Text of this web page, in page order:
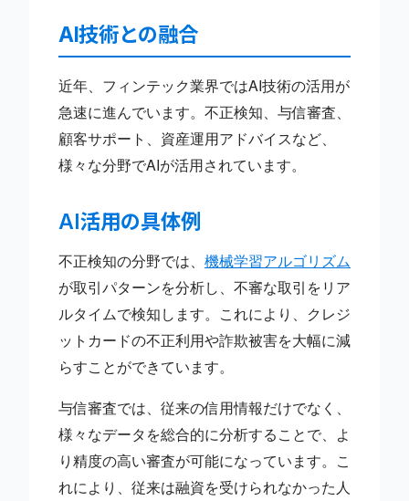
AI技術との融合
近年、フィンテック業界ではAI技術の活用が
急速に進んでいます。不正検知、与信審査、
顧客サポート、資産運用アドバイスなど、
様々な分野でAIが活用されています。
AI活用の具体例
不正検知の分野では、 機械学習アルゴリズム
が取引パターンを分析し、不審な取引をリア
ルタイムで検知します。これにより、クレジ
ットカードの不正利用や詐欺被害を大幅に減
らすことができています。
与信審査では、従来の信用情報だけでなく、
様々なデータを総合的に分析することで、よ
り精度の高い審査が可能になっています。こ
れにより、従来は融資を受けられなかった人